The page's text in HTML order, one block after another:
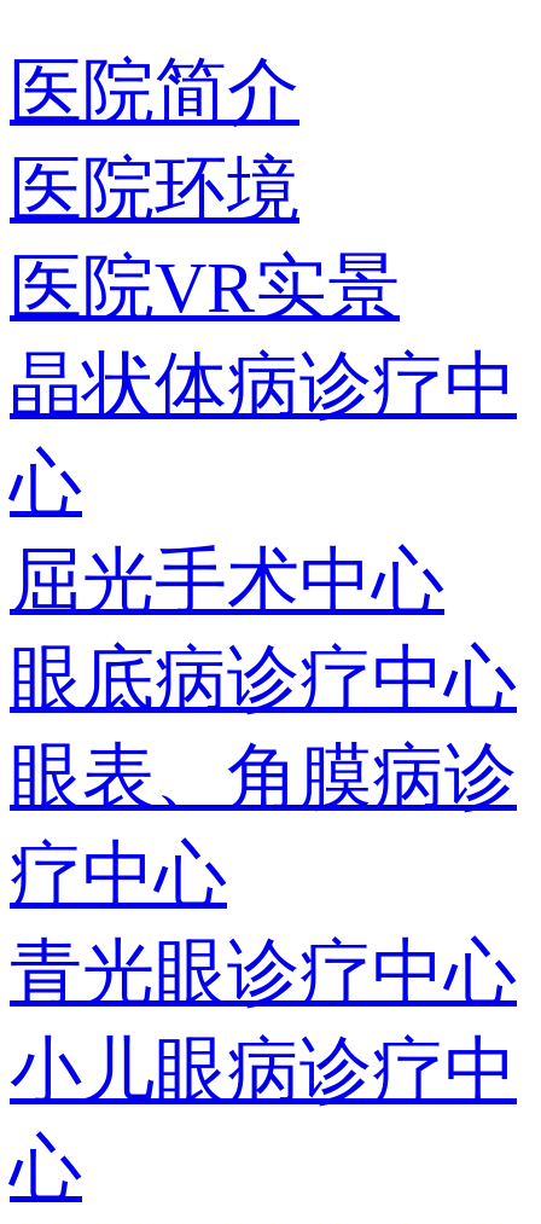
医院简介
医院环境
医院VR实景
晶状体病诊疗中
心
屈光手术中心
眼底病诊疗中心
眼表、角膜病诊
疗中心
青光眼诊疗中心
小儿眼病诊疗中
心